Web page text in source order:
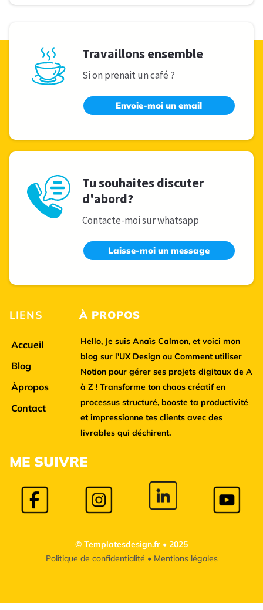
Travaillons ensemble
Si on prenait un café ?
Envoie-moi un email
Tu souhaites discuter
d'abord?
Contacte-moi sur whatsapp
Laisse-moi un message
LIENS
Accueil
Blog
Àpropos
Contact
À PROPOS
Hello, Je suis Anaïs Calmon, et voici mon
blog sur l'UX Design ou Comment utiliser
Notion pour gérer ses projets digitaux de A
à Z ! Transforme ton chaos créatif en
processus structuré, booste ta productivité
et impressionne tes clients avec des
livrables qui déchirent.
ME SUIVRE
© Templatesdesign.fr • 2025
Politique de confidentialité • Mentions légales